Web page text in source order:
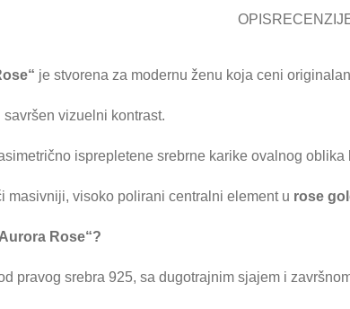
OPIS
je stvorena za modernu ženu koja ceni
vizuelni kontrast.
isprepletene srebrne karike ovalnog
masivniji, visoko polirani centralni element u rose
Rose“?
pravog srebra 925, sa dugotrajnim sjajem i